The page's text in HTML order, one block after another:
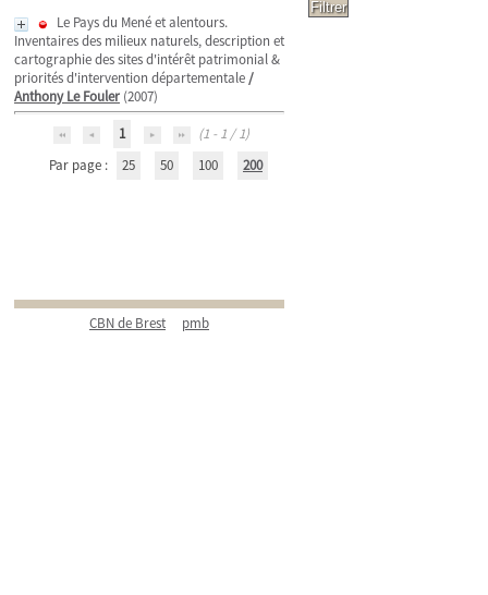
Le Pays du Mené et alentours.
Inventaires des milieux naturels, description et
cartographie des sites d'intérêt patrimonial &
priorités d'intervention départementale/
Anthony Le Fouler (2007)
1
(1 - 1 / 1)
Par page :
25 50 100 200
CBN de Brest pmb